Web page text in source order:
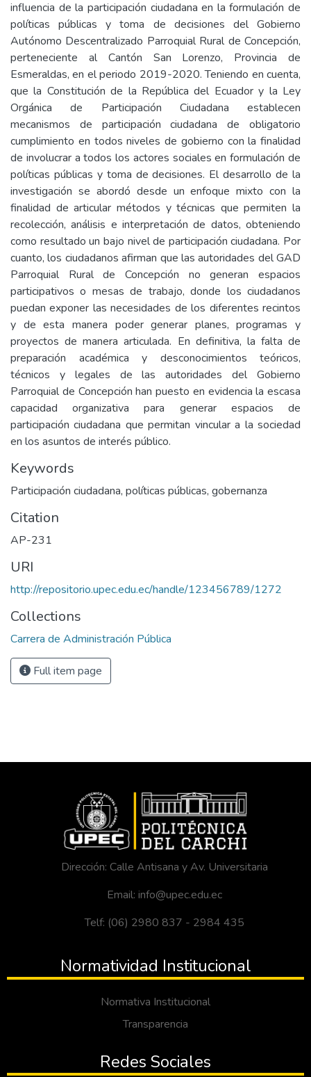
influencia de la participación ciudadana en la formulación de
políticas públicas y toma de decisiones del Gobierno
Autónomo Descentralizado Parroquial Rural de Concepción,
perteneciente al Cantón San Lorenzo, Provincia de
Esmeraldas, en el periodo 2019-2020. Teniendo en cuenta,
que la Constitución de la República del Ecuador y la Ley
Orgánica de Participación Ciudadana establecen
mecanismos de participación ciudadana de obligatorio
cumplimiento en todos niveles de gobierno con la finalidad
de involucrar a todos los actores sociales en formulación de
políticas públicas y toma de decisiones. El desarrollo de la
investigación se abordó desde un enfoque mixto con la
finalidad de articular métodos y técnicas que permiten la
recolección, análisis e interpretación de datos, obteniendo
como resultado un bajo nivel de participación ciudadana. Por
cuanto, los ciudadanos afirman que las autoridades del GAD
Parroquial Rural de Concepción no generan espacios
participativos o mesas de trabajo, donde los ciudadanos
puedan exponer las necesidades de los diferentes recintos
y de esta manera poder generar planes, programas y
proyectos de manera articulada. En definitiva, la falta de
preparación académica y desconocimientos teóricos,
técnicos y legales de las autoridades del Gobierno
Parroquial de Concepción han puesto en evidencia la escasa
capacidad organizativa para generar espacios de
participación ciudadana que permitan vincular a la sociedad
en los asuntos de interés público.
Keywords
Participación ciudadana, políticas públicas, gobernanza
Citation
AP-231
URI
http://repositorio.upec.edu.ec/handle/123456789/1272
Collections
Carrera de Administración Pública
Full item page
Dirección: Calle Antisana y Av. Universitaria
Email: info@upec.edu.ec
Telf: (06) 2980 837 - 2984 435
Normatividad Institucional
Normativa Institucional
Transparencia
Redes Sociales